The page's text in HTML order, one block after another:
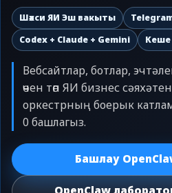
Шәхси ЯИ Эш вакыты
Codex + Claude + Gemini
Кеше
Вебсайтлар, ботлар,
өчен төп ЯИ бизнес
оркестрның боерык
0 башлагыз.
Башлау